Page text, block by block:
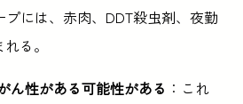
プには、赤肉、DDT殺虫剤、夜勤
る。
ん性がある可能性がある ：これ